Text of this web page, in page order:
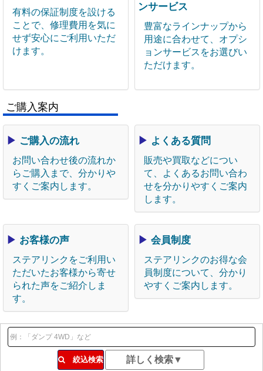
有料の保証制度を設ける
ことで、修理費用を気に
せず安心にご利用いただ
けます。
ンサービス
豊富なラインナップから
用途に合わせて、オプシ
ョンサービスをお選びい
ただけます。
ご購入案内
▶ ご購入の流れ
お問い合わせ後の流れか
らご購入まで、分かりや
すくご案内します。
▶ よくある質問
販売や買取などについ
て、よくあるお問い合わ
せを分かりやすくご案内
します。
▶ お客様の声
ステアリンクをご利用い
ただいたお客様から寄せ
られた声をご紹介しま
す。
▶ 会員制度
ステアリンクのお得な会
員制度について、分かり
やすくご案内します。
絞込検索